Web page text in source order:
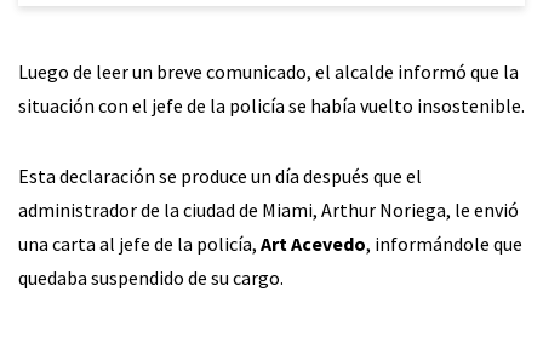
Luego de leer un breve comunicado, el alcalde informó que la
situación con el jefe de la policía se había vuelto insostenible.
Esta declaración se produce un día después que el
administrador de la ciudad de Miami, Arthur Noriega, le envió
una carta al jefe de la policía, Art Acevedo, informándole que
quedaba suspendido de su cargo.